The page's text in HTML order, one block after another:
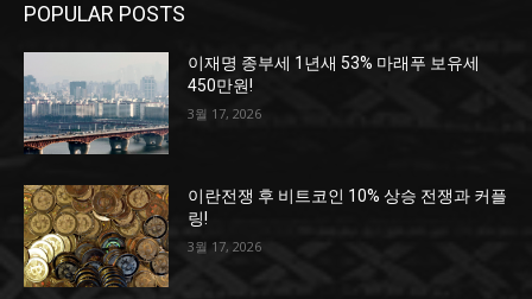
POPULAR POSTS
이재명 종부세 1년새 53% 마래푸 보유세
450만원!
3월 17, 2026
이란전쟁 후 비트코인 10% 상승 전쟁과 커플
링!
3월 17, 2026